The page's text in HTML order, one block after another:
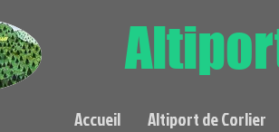
Accueil Altiport de Corlier